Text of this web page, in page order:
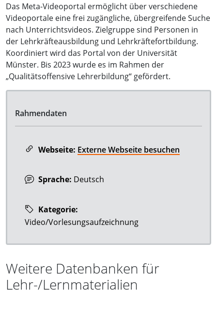
Das Meta-Videoportal ermöglicht über verschiedene
Videoportale eine frei zugängliche, übergreifende Suche
nach Unterrichtsvideos. Zielgruppe sind Personen in
der Lehrkräfteausbildung und Lehrkräftefortbildung.
Koordiniert wird das Portal von der Universität
Münster. Bis 2023 wurde es im Rahmen der
„Qualitätsoffensive Lehrerbildung“ gefördert.
Rahmendaten
Webseite: Externe Webseite besuchen
Sprache: Deutsch
Kategorie:
Video/Vorlesungsaufzeichnung
Weitere Datenbanken für
Lehr-/Lernmaterialien